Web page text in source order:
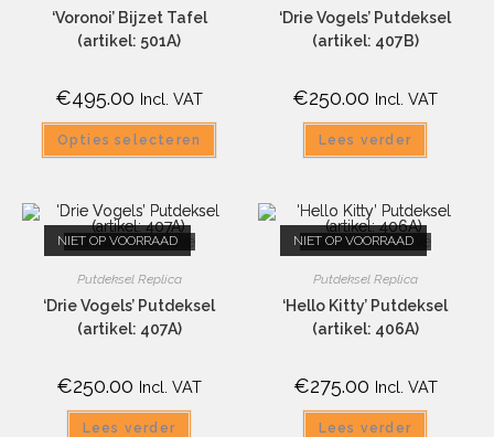
‘Voronoi’ Bijzet Tafel
(artikel: 501A)
€495.00 Incl. VAT
Opties selecteren
‘Drie Vogels’ Putdeksel
(artikel: 407B)
€250.00 Incl. VAT
Lees verder
NIET OP VOORRAAD
Snelle weergave
Putdeksel Replica
‘Drie Vogels’ Putdeksel
(artikel: 407A)
€250.00 Incl. VAT
Lees verder
NIET OP VOORRAAD
Snelle weergave
Putdeksel Replica
‘Hello Kitty’ Putdeksel
(artikel: 406A)
€275.00 Incl. VAT
Lees verder